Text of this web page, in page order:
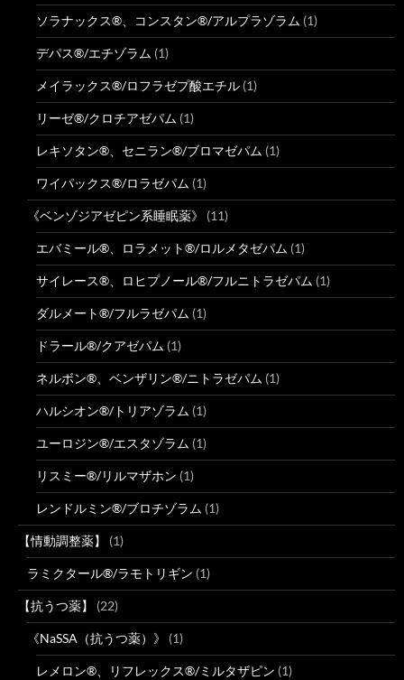
ソラナックス®、コンスタン®/アルプラゾラム (1)
デパス®/エチゾラム (1)
メイラックス®/ロフラゼプ酸エチル (1)
リーゼ®/クロチアゼパム (1)
レキソタン®、セニラン®/ブロマゼパム (1)
ワイパックス®/ロラゼパム (1)
《ベンゾジアゼピン系睡眠薬》 (11)
エバミール®、ロラメット®/ロルメタゼパム (1)
サイレース®、ロヒプノール®/フルニトラゼパム (1)
ダルメート®/フルラゼパム (1)
ドラール®/クアゼパム (1)
ネルボン®、ベンザリン®/ニトラゼパム (1)
ハルシオン®/トリアゾラム (1)
ユーロジン®/エスタゾラム (1)
リスミー®/リルマザホン (1)
レンドルミン®/ブロチゾラム (1)
【情動調整薬】 (1)
ラミクタール®/ラモトリギン (1)
【抗うつ薬】 (22)
《NaSSA（抗うつ薬）》 (1)
レメロン®、リフレックス®/ミルタザピン (1)